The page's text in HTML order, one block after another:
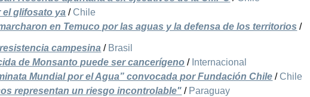
el glifosato ya / Chile
en Temuco por las aguas y la defensa de los territorios /
campesina / Brasil
de Monsanto puede ser cancerígeno / Internacional
Mundial por el Agua” convocada por Fundación Chile / Chile
representan un riesgo incontrolable" / Paraguay